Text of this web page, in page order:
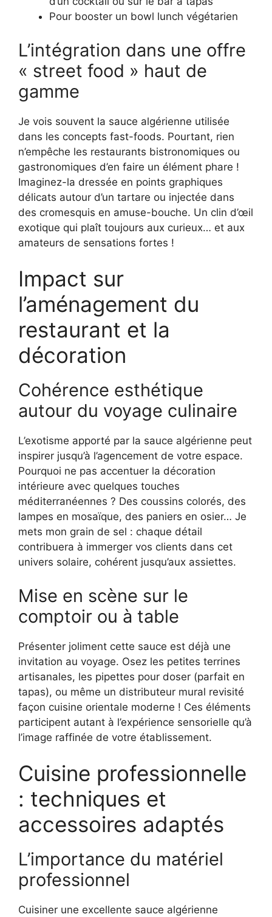
Pour booster un bowl lunch végétarien
L’intégration dans une offre
« street food » haut de
gamme
Je vois souvent la sauce algérienne utilisée
dans les concepts fast-foods. Pourtant, rien
n’empêche les restaurants bistronomiques ou
gastronomiques d’en faire un élément phare !
Imaginez-la dressée en points graphiques
délicats autour d’un tartare ou injectée dans
des cromesquis en amuse-bouche. Un clin d’œil
exotique qui plaît toujours aux curieux… et aux
amateurs de sensations fortes !
Impact sur
l’aménagement du
restaurant et la
décoration
Cohérence esthétique
autour du voyage culinaire
L’exotisme apporté par la sauce algérienne peut
inspirer jusqu’à l’agencement de votre espace.
Pourquoi ne pas accentuer la décoration
intérieure avec quelques touches
méditerranéennes ? Des coussins colorés, des
lampes en mosaïque, des paniers en osier… Je
mets mon grain de sel : chaque détail
contribuera à immerger vos clients dans cet
univers solaire, cohérent jusqu’aux assiettes.
Mise en scène sur le
comptoir ou à table
Présenter joliment cette sauce est déjà une
invitation au voyage. Osez les petites terrines
artisanales, les pipettes pour doser (parfait en
tapas), ou même un distributeur mural revisité
façon cuisine orientale moderne ! Ces éléments
participent autant à l’expérience sensorielle qu’à
l’image raffinée de votre établissement.
Cuisine professionnelle
: techniques et
accessoires adaptés
L’importance du matériel
professionnel
Cuisiner une excellente sauce algérienne